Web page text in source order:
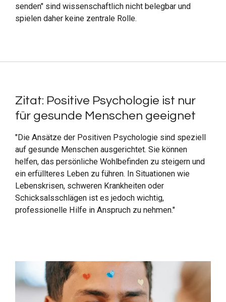
senden" sind wissenschaftlich nicht belegbar und
spielen daher keine zentrale Rolle.
Zitat: Positive Psychologie ist nur
für gesunde Menschen geeignet
"Die Ansätze der Positiven Psychologie sind speziell
auf gesunde Menschen ausgerichtet. Sie können
helfen, das persönliche Wohlbefinden zu steigern und
ein erfüllteres Leben zu führen. In Situationen wie
Lebenskrisen, schweren Krankheiten oder
Schicksalsschlägen ist es jedoch wichtig,
professionelle Hilfe in Anspruch zu nehmen."